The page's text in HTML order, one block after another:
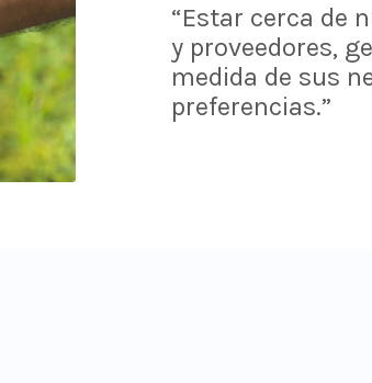
“Estar cerca de
y proveedores,
medida de sus
preferencias.”